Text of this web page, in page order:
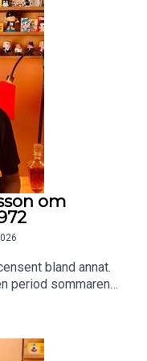
Ny
Anton
standupgig i bl.a.
finns nu på
om
bland annat.
period sommaren
svartvita
Dracula,
dig som donerar